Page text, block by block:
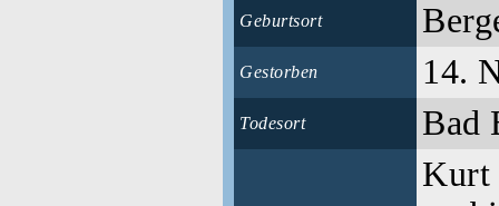
Geburtsort
Gestorben 14.
Todesort Bad
Kurt